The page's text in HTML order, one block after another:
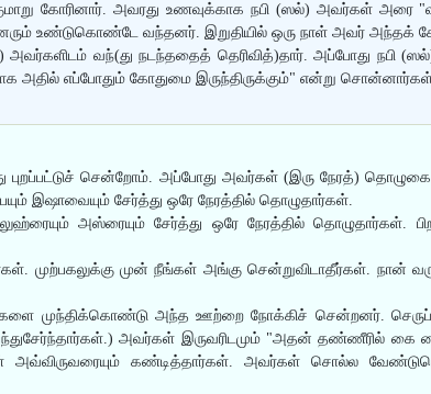
கோரினார். அவரது உணவுக்காக நபி (ஸல்) அவர்கள்
உண்டுகொண்டே வந்தனர். இறுதியில் ஒரு நாள் அவர் அந்தக்
அவர்களிடம் வந்(து நடந்ததைத் தெரிவித்)தார். அப்போது நபி
அதில் எப்போதும் கோதுமை இருந்திருக்கும்" என்று
சென்றோம். அப்போது அவர்கள் (இரு நேரத்)
இஷாவையும் சேர்த்து ஒரே நேரத்தில் தொழுதார்கள்.
அஸ்ரையும் சேர்த்து ஒரே நேரத்தில் தொழுதார்கள்.
முற்பகலுக்கு முன் நீங்கள் அங்கு சென்றுவிடாதீர்கள். நான்
முந்திக்கொண்டு அந்த ஊற்றை நோக்கிச் சென்றனர்.
அவர்கள் இருவரிடமும் "அதன் தண்ணீரில் கை
கண்டித்தார்கள். அவர்கள் சொல்ல